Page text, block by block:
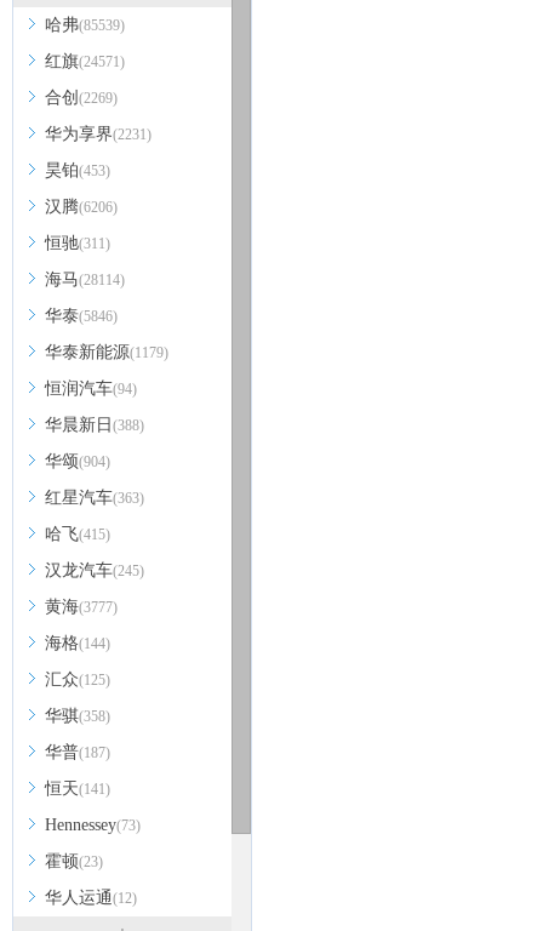
哈弗(85539)
红旗(24571)
合创 (2269)
华为享界(2231)
昊铂(453)
汉腾(6206)
恒驰(311)
海马(28114)
华泰(5846)
华泰新能源(1179)
恒润汽车(94)
华晨新日 (388)
华颂(904)
红星汽车(363)
哈飞(415)
汉龙汽车(245)
黄海(3777)
海格(144)
汇众(125)
华骐(358)
华普(187)
恒天(141)
Hennessey(73)
霍顿(23)
华人运通(12)